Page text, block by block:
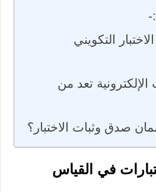
التكويني
الإلكترونية تعد من
في القياس